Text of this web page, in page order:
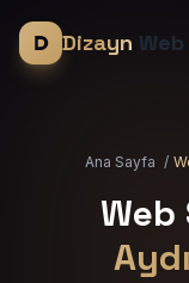
Dizayn Web
Ana Sayfa /
Web